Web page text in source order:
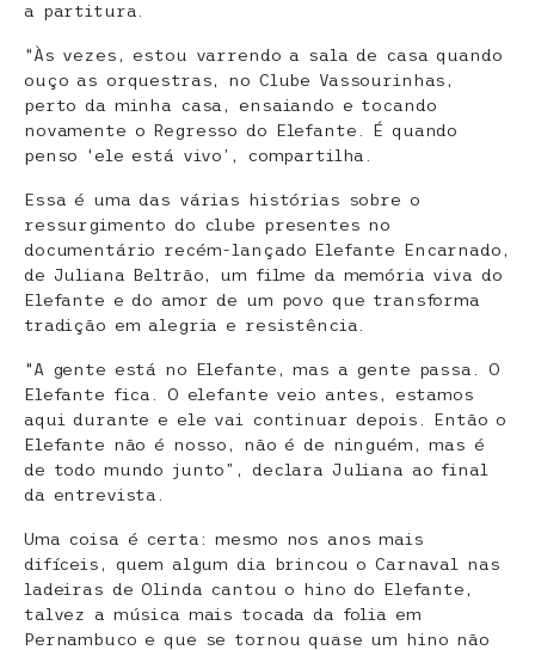
a partitura.
“Às vezes, estou varrendo a sala de casa quando
ouço as orquestras, no Clube Vassourinhas,
perto da minha casa, ensaiando e tocando
novamente o Regresso do Elefante. É quando
penso ‘ele está vivo’, compartilha.
Essa é uma das várias histórias sobre o
ressurgimento do clube presentes no
documentário recém-lançado Elefante Encarnado,
de Juliana Beltrão, um filme da memória viva do
Elefante e do amor de um povo que transforma
tradição em alegria e resistência.
“A gente está no Elefante, mas a gente passa. O
Elefante fica. O elefante veio antes, estamos
aqui durante e ele vai continuar depois. Então o
Elefante não é nosso, não é de ninguém, mas é
de todo mundo junto”, declara Juliana ao final
da entrevista.
Uma coisa é certa: mesmo nos anos mais
difíceis, quem algum dia brincou o Carnaval nas
ladeiras de Olinda cantou o hino do Elefante,
talvez a música mais tocada da folia em
Pernambuco e que se tornou quase um hino não